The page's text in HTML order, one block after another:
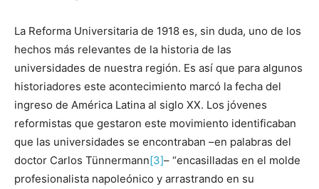
La Reforma Universitaria de 1918 es, sin duda, uno de los
hechos más relevantes de la historia de las
universidades de nuestra región. Es así que para algunos
historiadores este acontecimiento marcó la fecha del
ingreso de América Latina al siglo XX. Los jóvenes
reformistas que gestaron este movimiento identificaban
que las universidades se encontraban –en palabras del
doctor Carlos Tünnermann[3]– “encasilladas en el molde
profesionalista napoleónico y arrastrando en su